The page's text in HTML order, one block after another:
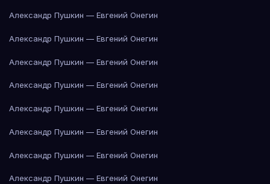
Александр Пушкин — Евгений Онегин
Александр Пушкин — Евгений Онегин
Александр Пушкин — Евгений Онегин
Александр Пушкин — Евгений Онегин
Александр Пушкин — Евгений Онегин
Александр Пушкин — Евгений Онегин
Александр Пушкин — Евгений Онегин
Александр Пушкин — Евгений Онегин